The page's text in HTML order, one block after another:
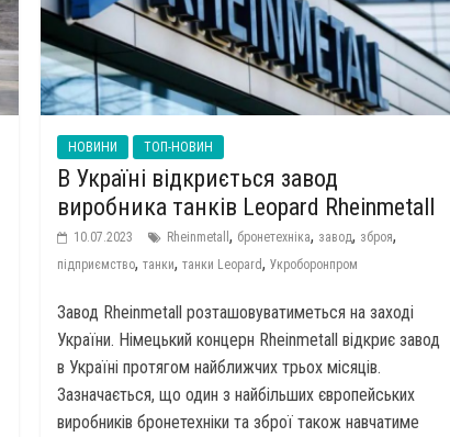
НОВИНИ ТОП-НОВИН
В Україні відкриється завод
виробника танків Leopard Rheinmetall
10.07.2023 Rheinmetall, бронетехніка, завод, зброя,
підприємство,танки,танки Leopard,Укроборонпром
Завод Rheinmetall розташовуватиметься на заході
України. Німецький концерн Rheinmetall відкриє завод
в Україні протягом найближчих трьох місяців.
Зазначається, що один з найбільших європейських
виробників бронетехніки та зброї також навчатиме